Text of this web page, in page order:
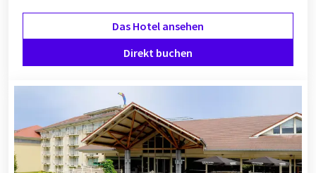
Das Hotel ansehen
Direkt buchen